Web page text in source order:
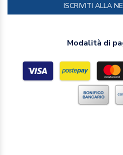
ISCRIVITI ALLA
Modalità di